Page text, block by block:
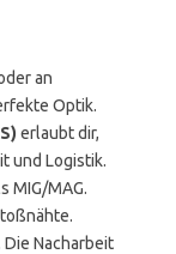
an
Optik.
erlaubt dir,
und Logistik.
MIG/MAG.
Nacharbeit